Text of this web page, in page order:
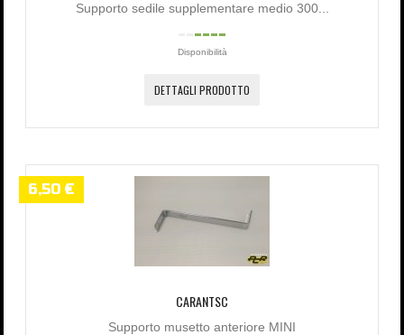
Supporto sedile supplementare medio 300...
Disponibilità
DETTAGLI PRODOTTO
6,50 €
CARANTSC
Supporto musetto anteriore MINI